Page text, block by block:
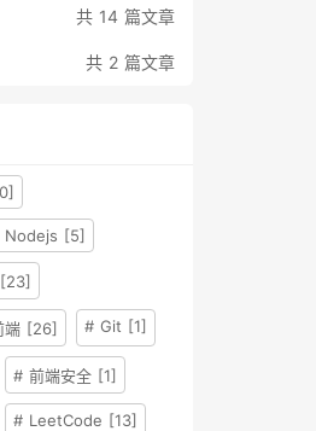
共 14 篇文章
共 2 篇文章
Nodejs [5]
端 [26] # Git [1]
# 前端安全 [1]
# LeetCode [13]